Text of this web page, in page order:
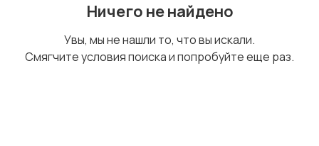
Ничего не найдено
Увы, мы не нашли то, что вы искали.
Смягчите условия поиска и попробуйте еще раз.